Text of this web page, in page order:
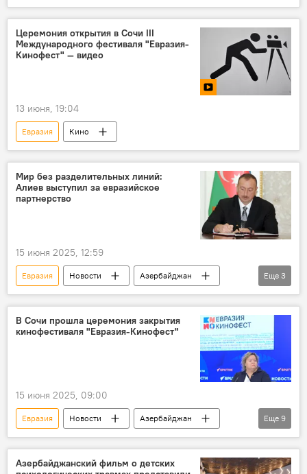
кинофестиваль "Евразия-Кинофест"
Церемония закрытия
искусство
Кино
Кинофестиваль Фильм
Церемония открытия в Сочи III
Международного фестиваля "Евразия-
Кинофест" — видео
13 июня, 19:04
Евразия Кино
Мир без разделительных линий:
Алиев выступил за евразийское
партнерство
15 июня 2025, 12:59
Евразия Новости
Азербайджан
Ильхам Алиев
Президент
Южный Кавказ
Еще 3
В Сочи прошла церемония закрытия
кинофестиваля "Евразия-Кинофест"
15 июня 2025, 09:00
Евразия Новости
Азербайджан
Россия
Сочи
Культура
искусство
Кино
Кинематограф
Еще 9
Азербайджанский фильм о детских